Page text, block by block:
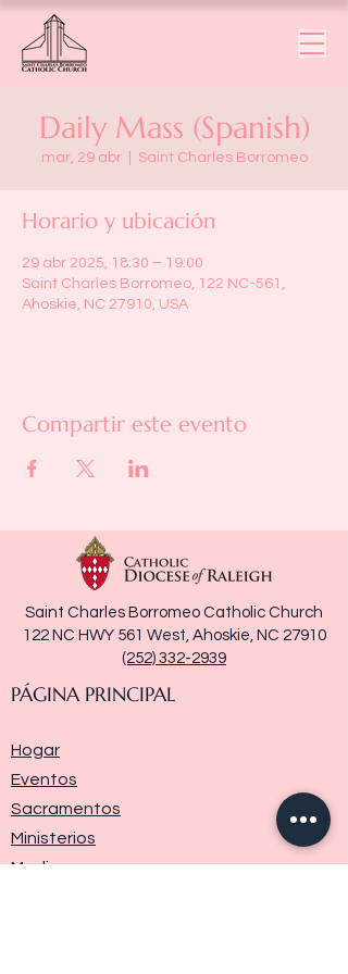
Daily Mass (Spanish)
mar, 29 abr
  |
Saint Charles Borromeo
Horario y ubicación
29 abr 2025, 18:30 – 19:00
Saint Charles Borromeo, 122 NC-561,
Ahoskie, NC 27910, USA
Compartir este evento
Saint Charles Borromeo Catholic Church
122 NC HWY 561 West, Ahoskie, NC 27910
(252) 332-2939
PÁGINA PRINCIPAL
Hogar
Eventos
Sacramentos
Ministerios
Media